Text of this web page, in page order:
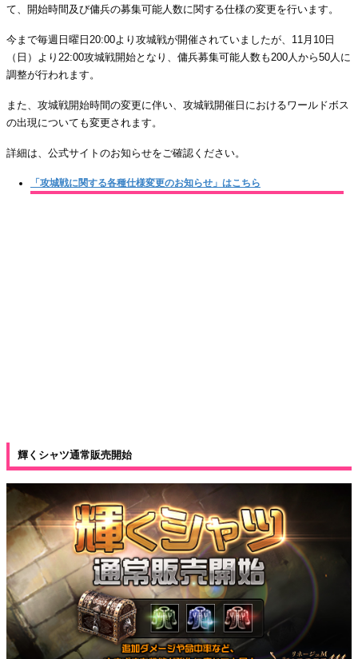
て、開始時間及び傭兵の募集可能人数に関する仕様の変更を行います。
今まで毎週日曜日20:00より攻城戦が開催されていましたが、11月10日
（日）より22:00攻城戦開始となり、傭兵募集可能人数も200人から50人に
調整が行われます。
また、攻城戦開始時間の変更に伴い、攻城戦開催日におけるワールドボス
の出現についても変更されます。
詳細は、公式サイトのお知らせをご確認ください。
「攻城戦に関する各種仕様変更のお知らせ」はこちら
輝くシャツ通常販売開始